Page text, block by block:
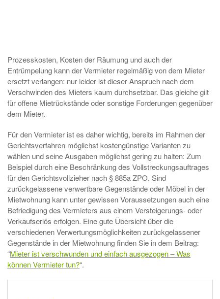
Prozesskosten, Kosten der Räumung und auch der
Entrümpelung kann der Vermieter regelmäßig von dem Mieter
ersetzt verlangen: nur leider ist dieser Anspruch nach dem
Verschwinden des Mieters kaum durchsetzbar. Das gleiche gilt
für offene Mietrückstände oder sonstige Forderungen gegenüber
dem Mieter.
Für den Vermieter ist es daher wichtig, bereits im Rahmen der
Gerichtsverfahren möglichst kostengünstige Varianten zu
wählen und seine Ausgaben möglichst gering zu halten: Zum
Beispiel durch eine Beschränkung des Vollstreckungsauftrages
für den Gerichtsvollzieher nach § 885a ZPO. Sind
zurückgelassene verwertbare Gegenstände oder Möbel in der
Mietwohnung kann unter gewissen Voraussetzungen auch eine
Befriedigung des Vermieters aus einem Versteigerungs- oder
Verkaufserlös erfolgen. Eine gute Übersicht über die
verschiedenen Verwertungsmöglichkeiten zurückgelassener
Gegenstände in der Mietwohnung finden Sie in dem Beitrag:
“Mieter ist verschwunden und einfach ausgezogen – Was
können Vermieter tun?“.